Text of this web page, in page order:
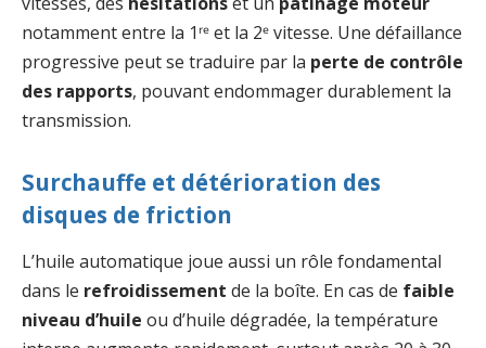
notamment entre la 1ʳᵉ et la 2ᵉ vitesse. Une défaillance
progressive peut se traduire par la perte de contrôle
des rapports, pouvant endommager durablement la
transmission.
Surchauffe et détérioration des
disques de friction
L’huile automatique joue aussi un rôle fondamental
dans le refroidissement de la boîte. En cas de faible
niveau d’huile ou d’huile dégradée, la température